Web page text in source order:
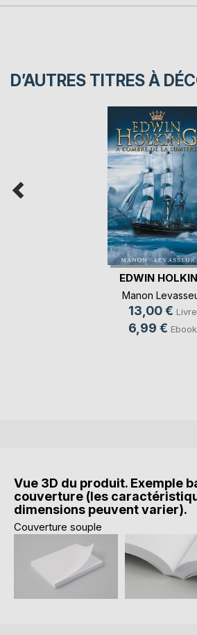
D’AUTRES TITRES À
EDWIN
Manon
13,00 € Livre
6,99 € Ebook
Vue 3D du produit. Exemple
couverture (les
dimensions peuvent varier).
Couverture souple